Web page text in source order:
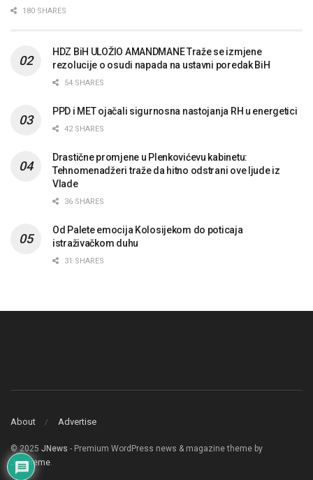
180 SHARES
HDZ BiH ULOŽIO AMANDMANE Traže se izmjene
rezolucije o osudi napada na ustavni poredak BiH
54 SHARES
PPD i MET ojačali sigurnosna nastojanja RH u energetici
42 SHARES
Drastične promjene u Plenkovićevu kabinetu:
Tehnomenadžeri traže da hitno odstrani ove ljude iz
Vlade
36 SHARES
Od Palete emocija Kolosijekom do poticaja
istraživačkom duhu
31 SHARES
About Advertise
© 2025 JNews - Premium WordPress news & magazine theme by
Jegtheme.